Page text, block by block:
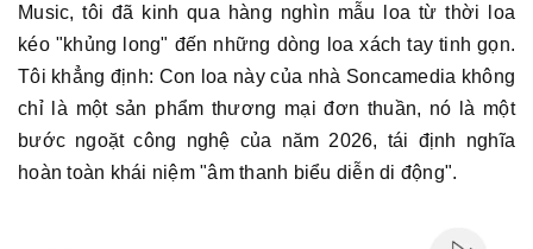
Music, tôi đã kinh qua hàng nghìn mẫu loa từ thời loa
kéo "khủng long" đến những dòng loa xách tay tinh gọn.
Tôi khẳng định: Con loa này của nhà Soncamedia không
chỉ là một sản phẩm thương mại đơn thuần, nó là một
bước ngoặt công nghệ của năm 2026, tái định nghĩa
hoàn toàn khái niệm "âm thanh biểu diễn di động".